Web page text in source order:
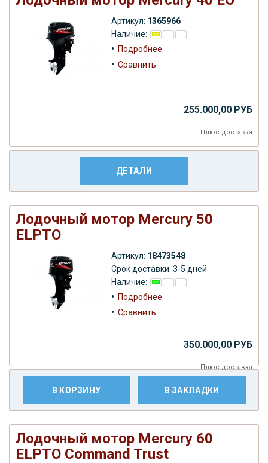
Артикул: 1365966
Наличие:
• Подробнее
• Сравнить
255.000,00 РУБ
Плюс доставка
ДЕТАЛИ
Лодочный мотор Mercury 50
ELPTO
Артикул: 18473548
Срок доставки: 3-5 дней
Наличие:
• Подробнее
• Сравнить
350.000,00 РУБ
Плюсдоставка
В КОРЗИНУ В ЗАКЛАДКИ
Лодочный мотор Mercury 60
ELPTO Command Trust